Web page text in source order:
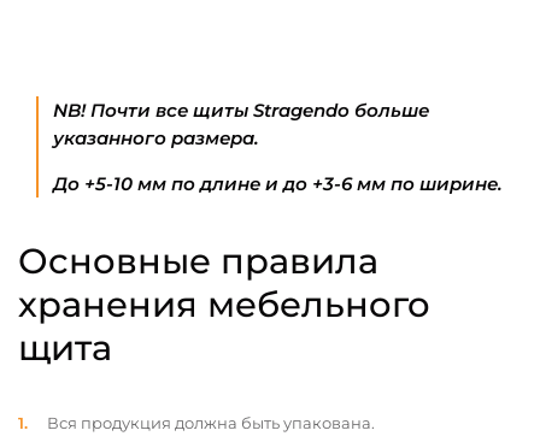
NB! Почти все щиты Stragendo больше
указанного размера.
До +5-10 мм по длине и до +3-6 мм по ширине.
Основные правила
хранения мебельного
щита
Вся продукция должна быть упакована.